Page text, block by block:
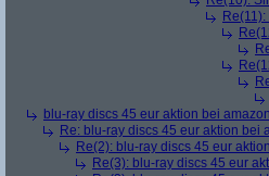
blu-ray discs 45 eur aktion bei
Re: blu-ray discs 45 eur aktion bei
Re(2): blu-ray discs 45 eur
Re(3): blu-ray discs 45 eur